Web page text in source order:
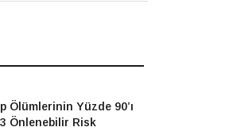
Ölümlerinin Yüzde 90’ı
Önlenebilir Risk